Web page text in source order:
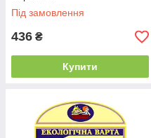
Під замовлення
436 ₴
Купити